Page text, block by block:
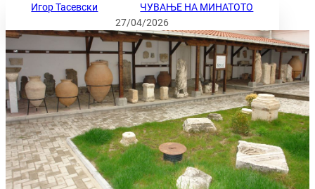
Игор Тасевски
ЧУВАЊЕ НА МИНАТОТО
27/04/2026